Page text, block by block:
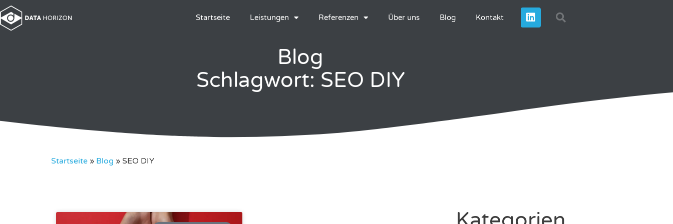
Startseite Leistungen Referenzen Über uns Blog Kontakt
Blog
Schlagwort: SEO DIY
Startseite » Blog » SEO DIY